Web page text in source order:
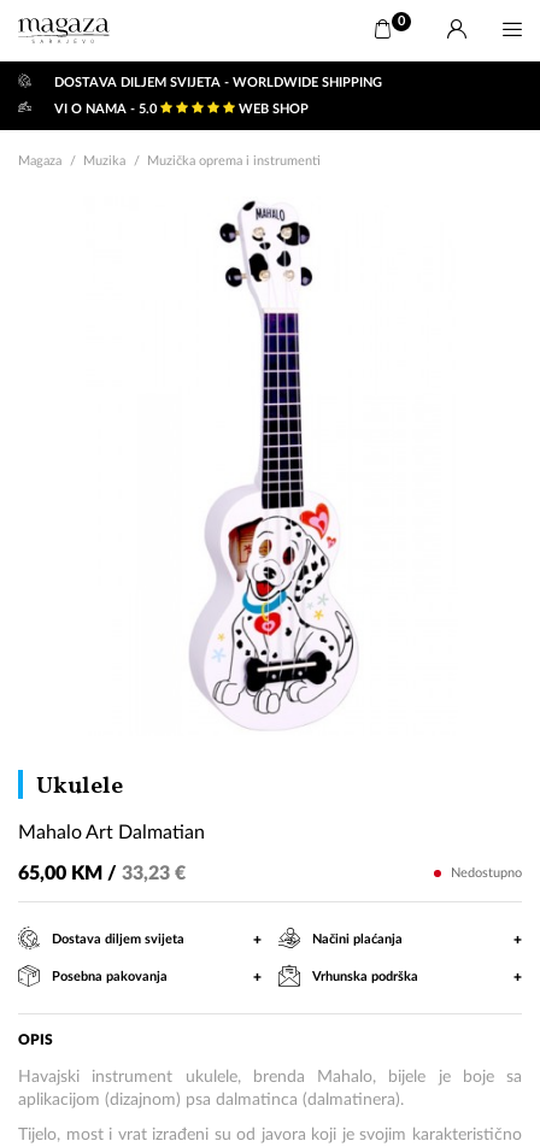
0
DOSTAVA DILJEM SVIJETA - WORLDWIDE SHIPPING
VI O NAMA - 5.0
WEB SHOP
Magaza Muzika Muzička oprema i instrumenti
UkuleleMahalo
Dalmatian
Mahalo Art Dalmatian
65,00 KM / 33,23 € Nedostupno
Dostava diljem svijeta + Načini plaćanja +
Posebna pakovanja + Vrhunska podrška +
OPIS
Havajski instrument ukulele, brenda Mahalo, bijele je boje sa
aplikacijom (dizajnom) psa dalmatinca (dalmatinera).
Tijelo, most i vrat izrađeni su od javora koji je svojim karakteristično